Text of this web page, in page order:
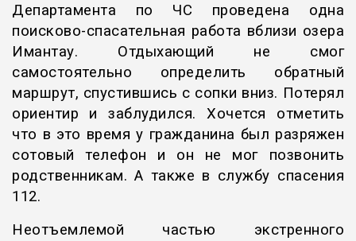
Департамента по ЧС проведена одна
поисково-спасательная работа вблизи озера
Имантау. Отдыхающий не смог
самостоятельно определить обратный
маршрут, спустившись с сопки вниз. Потерял
ориентир и заблудился. Хочется отметить
что в это время у гражданина был разряжен
сотовый телефон и он не мог позвонить
родственникам. А также в службу спасения
112.
Неотъемлемой частью экстренного